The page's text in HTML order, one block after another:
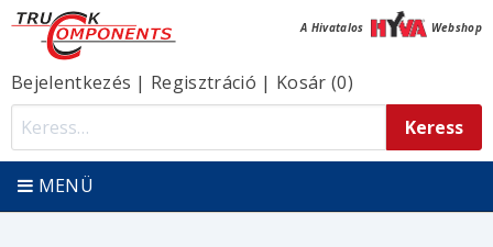
A Hivatalos Webshop
Bejelentkezés | Regisztráció | Kosár (0)
MENÜ